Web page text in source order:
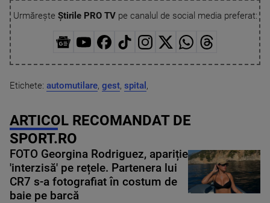
Urmărește Știrile PRO TVpe canalul de social media preferat:
Etichete: automutilare, gest, spital ,
ARTICOL RECOMANDAT DE
SPORT.RO
FOTO Georgina Rodriguez, apariție
'interzisă' pe rețele. Partenera lui
CR7 s-a fotografiat în costum de
baie pe barcă